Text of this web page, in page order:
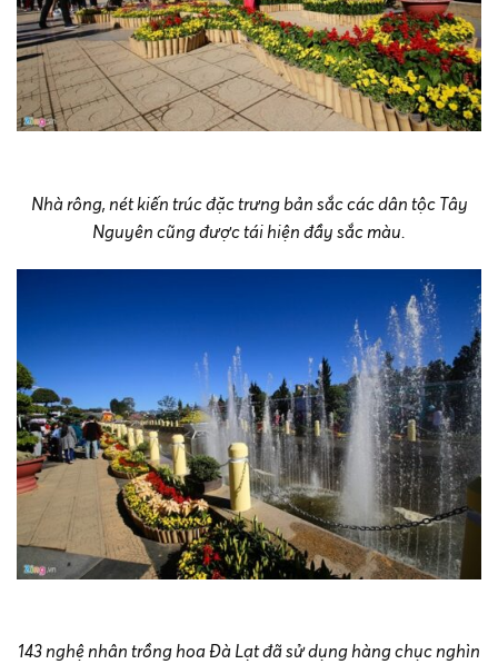
Nhà rông, nét kiến trúc đặc trưng bản sắc các dân tộc Tây
Nguyên cũng được tái hiện đầy sắc màu.
143 nghệ nhân trồng hoa Đà Lạt đã sử dụng hàng chục nghìn